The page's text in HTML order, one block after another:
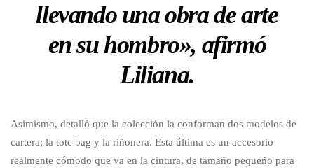
llevando una obra de arte
en su hombro», afirmó
Liliana.
Asimismo, detalló que la colección la conforman dos modelos de
cartera; la tote bag y la riñonera. Esta última es un accesorio
realmente cómodo que va en la cintura, de tamaño pequeño para